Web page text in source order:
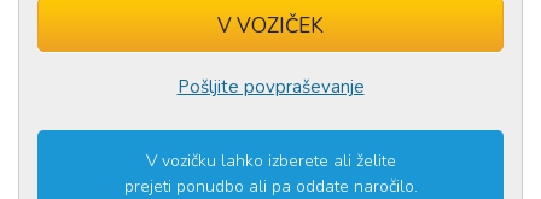
V VOZIČEK
Izdelek ste uspešno dodali v
Pošljite povpraševanje
V vozičku lahko izberete ali želite
prejeti ponudbo ali pa oddate naročilo.